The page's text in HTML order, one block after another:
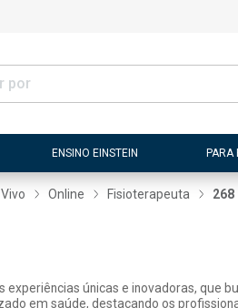
ENSINO EINSTEIN PARA
Online Fisioterapeuta 268
experiências únicas e inovadoras,
em saúde, destacando os